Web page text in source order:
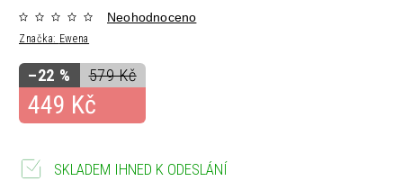
Značka: Ewena
Neohodnoceno
579 Kč
–22 %
449 Kč
SKLADEM IHNED K ODESLÁNÍ